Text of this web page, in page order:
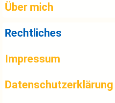
Über mich
Rechtliches
Impressum
Datenschutzerklärung